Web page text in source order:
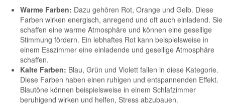
Warme Farben: Dazu gehören Rot, Orange und Gelb. Diese
Farben wirken energisch, anregend und oft auch einladend. Sie
schaffen eine warme Atmosphäre und können eine gesellige
Stimmung fördern. Ein lebhaftes Rot kann beispielsweise in
einem Esszimmer eine einladende und gesellige Atmosphäre
schaffen.
Kalte Farben: Blau, Grün und Violett fallen in diese Kategorie.
Diese Farben haben einen ruhigen und entspannenden Effekt.
Blautöne können beispielsweise in einem Schlafzimmer
beruhigend wirken und helfen, Stress abzubauen.